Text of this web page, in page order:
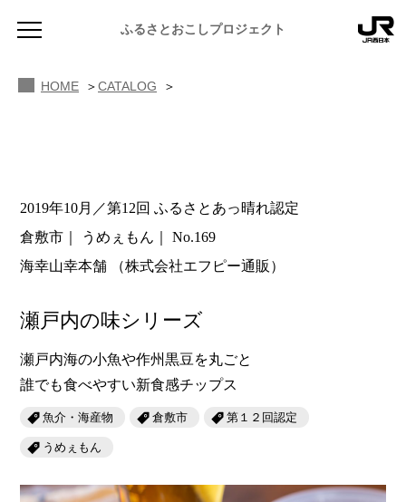
ふるさとおこしプロジェクト
お知らせ
ふるさと文庫
ふるさと散歩
JR西日本グループのおみやげ開発
岡山育ちのアイスバー
ふるさとあっ晴れ認定
HOME CATALOG
2019年10月／第12回 ふるさとあっ晴れ認定
倉敷市
うめぇもん
No.169
海幸山幸本舗
（株式会社エフピー通販）
瀬戸内の味シリーズ
瀬戸内海の小魚や作州黒豆を丸ごと
誰でも食べやすい新食感チップス
魚介・海産物 倉敷市 第１２回認定
うめぇもん